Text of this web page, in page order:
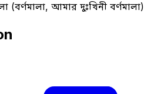
(বর্ণমালা, আমার দুঃখিনী বর্ণমালা)